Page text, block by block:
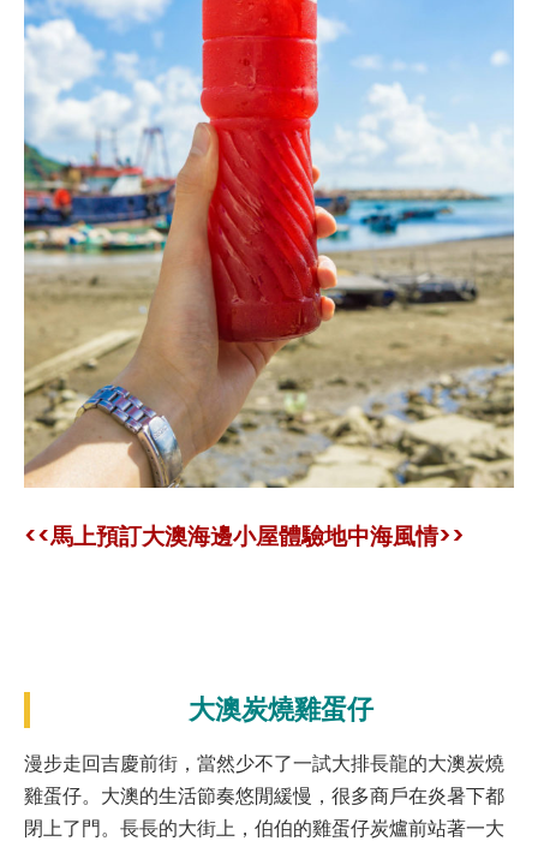
<<馬上預訂大澳海邊小屋體驗地中海風情>>
大澳炭燒雞蛋仔
漫步走回吉慶前街，當然少不了一試大排長龍的大澳炭燒
雞蛋仔。大澳的生活節奏悠閒緩慢，很多商戶在炎暑下都
閉上了門。長長的大街上，伯伯的雞蛋仔炭爐前站著一大